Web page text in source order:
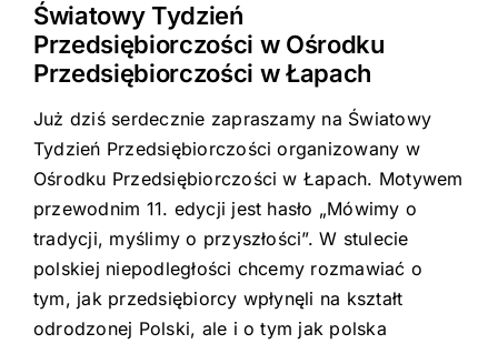
Światowy Tydzień
Przedsiębiorczości w Ośrodku
Przedsiębiorczości w Łapach
Już dziś serdecznie zapraszamy na Światowy
Tydzień Przedsiębiorczości organizowany w
Ośrodku Przedsiębiorczości w Łapach. Motywem
przewodnim 11. edycji jest hasło „Mówimy o
tradycji, myślimy o przyszłości”. W stulecie
polskiej niepodległości chcemy rozmawiać o
tym, jak przedsiębiorcy wpłynęli na kształt
odrodzonej Polski, ale i o tym jak polska